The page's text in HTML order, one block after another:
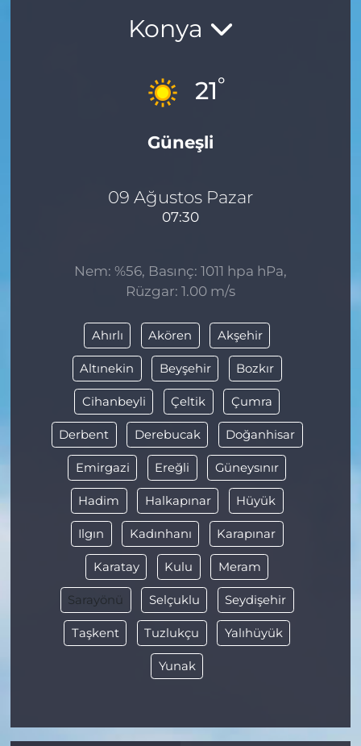
Konya
21°
Güneşli
09 Ağustos Pazar
07:30
Nem: %56, Basınç: 1011 hpa hPa,
Rüzgar: 1.00 m/s
Ahırlı Akören Akşehir
Altınekin Beyşehir Bozkır
Cihanbeyli Çeltik Çumra
Derbent Derebucak Doğanhisar
Emirgazi Ereğli Güneysınır
Hadim Halkapınar Hüyük
Ilgın Kadınhanı Karapınar
Karatay Kulu Meram
Sarayönü Selçuklu Seydişehir
Taşkent Tuzlukçu Yalıhüyük
Yunak